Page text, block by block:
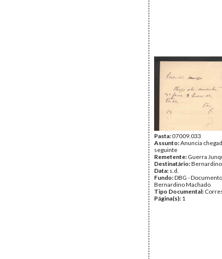
Pasta:07009.033
Assunto:Anuncia
seguinte
Remetente: Guerra
Destinatário:
Data: s.d.
Fundo:DBG -
Bernardino Machado
Tipo Documental:
Página(s): 1